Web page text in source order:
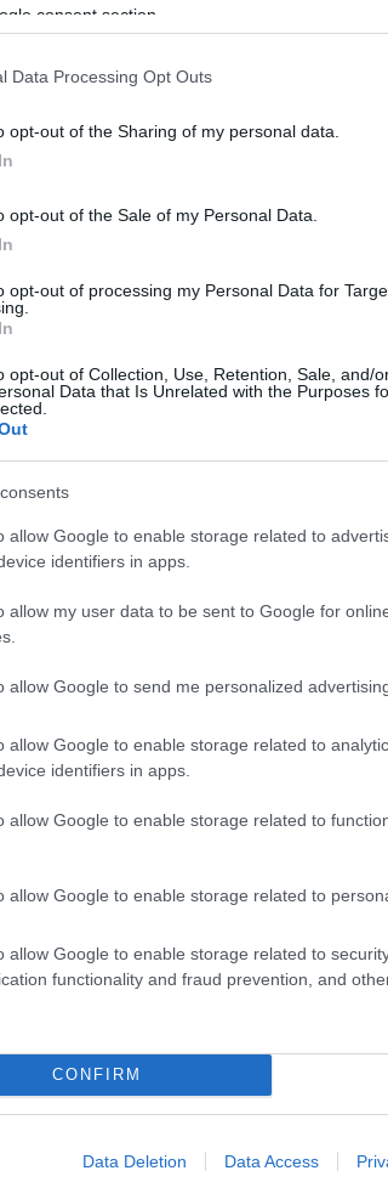
consent section.
Data Processing Opt Outs
opt-out of the Sharing of my personal data.
opt-out of the Sale of my Personal Data.
opt-out of processing my Personal Data for
opt-out of Collection, Use, Retention, Sale, and/
Data that Is Unrelated with the Purposes
allow Google to enable storage related to
identifiers in apps.
allow my user data to be sent to Google for
allow Google to send me personalized
allow Google to enable storage related to
identifiers in apps.
allow Google to enable storage related to
allow Google to enable storage related to
allow Google to enable storage related to
functionality and fraud prevention, and
CONFIRM
Data Deletion Data Access
εξαφανίστηκε στις 8
ταξίδεψε αεροπορικώς από την
. Για την εξαφάνισή της έχει
επίσημη αγγελία τόσο από «Το
«Vermisste Kinder».
με τις αρμόδιες αρχές των
περαιτέρω χειρισμό της υπόθεσης.
η πιο Εύκολη
proson.gr στα αποτελέσματα